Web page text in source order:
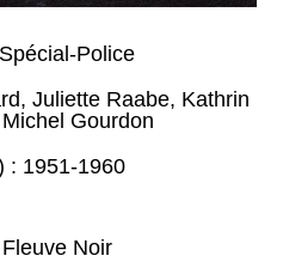
Spécial-Police
, Juliette Raabe, Kathrin
Michel Gourdon
: 1951-1960
Noir